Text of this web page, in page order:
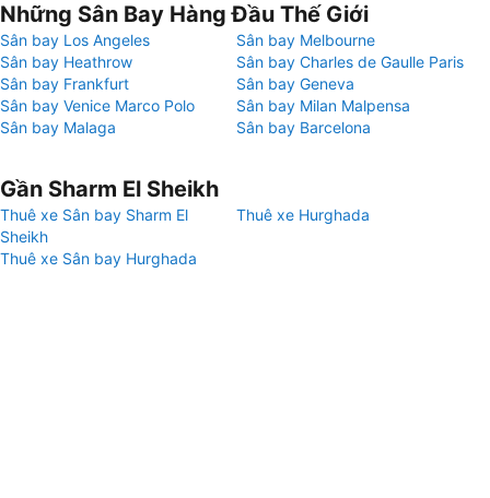
Những Sân Bay Hàng Đầu Thế Giới
Sân bay Los Angeles
Sân bay Melbourne
Sân bay Heathrow
Sân bay Charles de Gaulle Paris
Sân bay Frankfurt
Sân bay Geneva
Sân bay Venice Marco Polo
Sân bay Milan Malpensa
Sân bay Malaga
Sân bay Barcelona
Gần Sharm El Sheikh
Thuê xe Sân bay Sharm El
Sheikh
Thuê xe Hurghada
Thuê xe Sân bay Hurghada